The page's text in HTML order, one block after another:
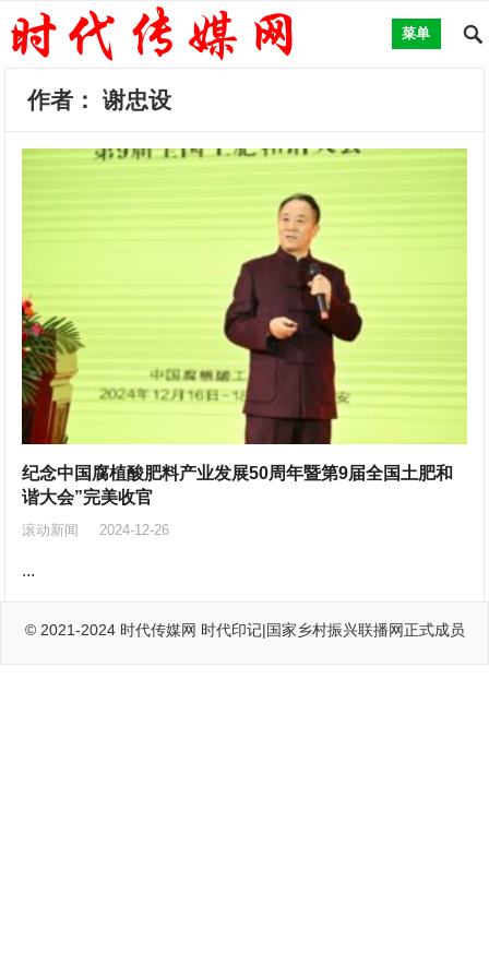
菜单
作者：谢忠设
纪念中国腐植酸肥料产业发展50周年暨第9届全国土肥和
谐大会”完美收官
滚动新闻 2024-12-26
...
© 2021-2024 时代传媒网 时代印记|国家乡村振兴联播网正式成员